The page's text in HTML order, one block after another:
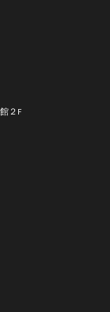
２F